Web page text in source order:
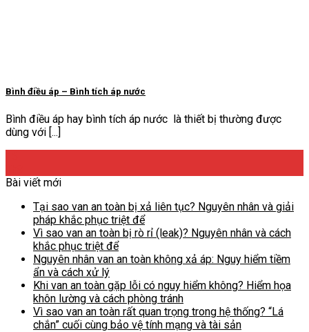
Bình điều áp – Bình tích áp nước
Bình điều áp hay bình tích áp nước là thiết bị thường được
dùng với [...]
Bài viết mới
Tại sao van an toàn bị xả liên tục? Nguyên nhân và giải
pháp khắc phục triệt để
Vì sao van an toàn bị rò rỉ (leak)? Nguyên nhân và cách
khắc phục triệt để
Nguyên nhân van an toàn không xả áp: Nguy hiểm tiềm
ẩn và cách xử lý
Khi van an toàn gặp lỗi có nguy hiểm không? Hiểm họa
khôn lường và cách phòng tránh
Vì sao van an toàn rất quan trọng trong hệ thống? “Lá
chắn” cuối cùng bảo vệ tính mạng và tài sản